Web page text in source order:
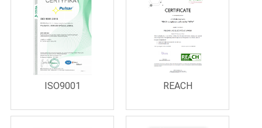
ISO9001 REACH